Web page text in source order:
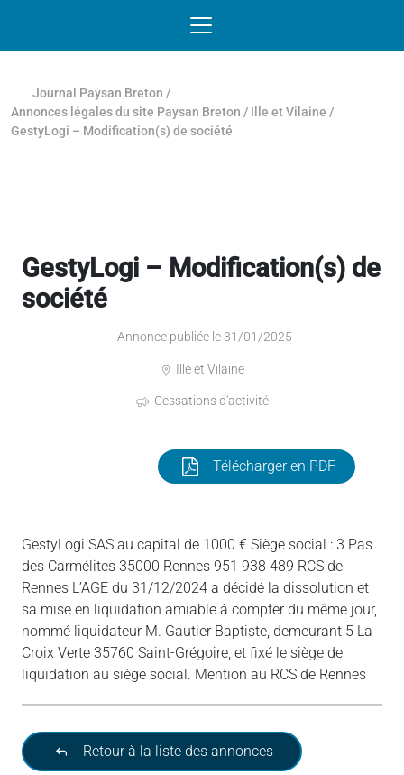
Journal Paysan Breton /
Annonces légales du site Paysan Breton / Ille et Vilaine /
GestyLogi – Modification(s) de société
GestyLogi – Modification(s) de
société
Annonce publiée le 31/01/2025
Ille et Vilaine
Cessations d'activité
Télécharger en PDF
GestyLogi SAS au capital de 1000 € Siège social : 3 Pas
des Carmélites 35000 Rennes 951 938 489 RCS de
Rennes L’AGE du 31/12/2024 a décidé la dissolution et
sa mise en liquidation amiable à compter du même jour,
nommé liquidateur M. Gautier Baptiste, demeurant 5 La
Croix Verte 35760 Saint-Grégoire, et fixé le siège de
liquidation au siège social. Mention au RCS de Rennes
Retour à la liste des annonces